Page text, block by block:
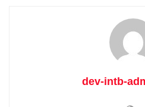
dev-intb-